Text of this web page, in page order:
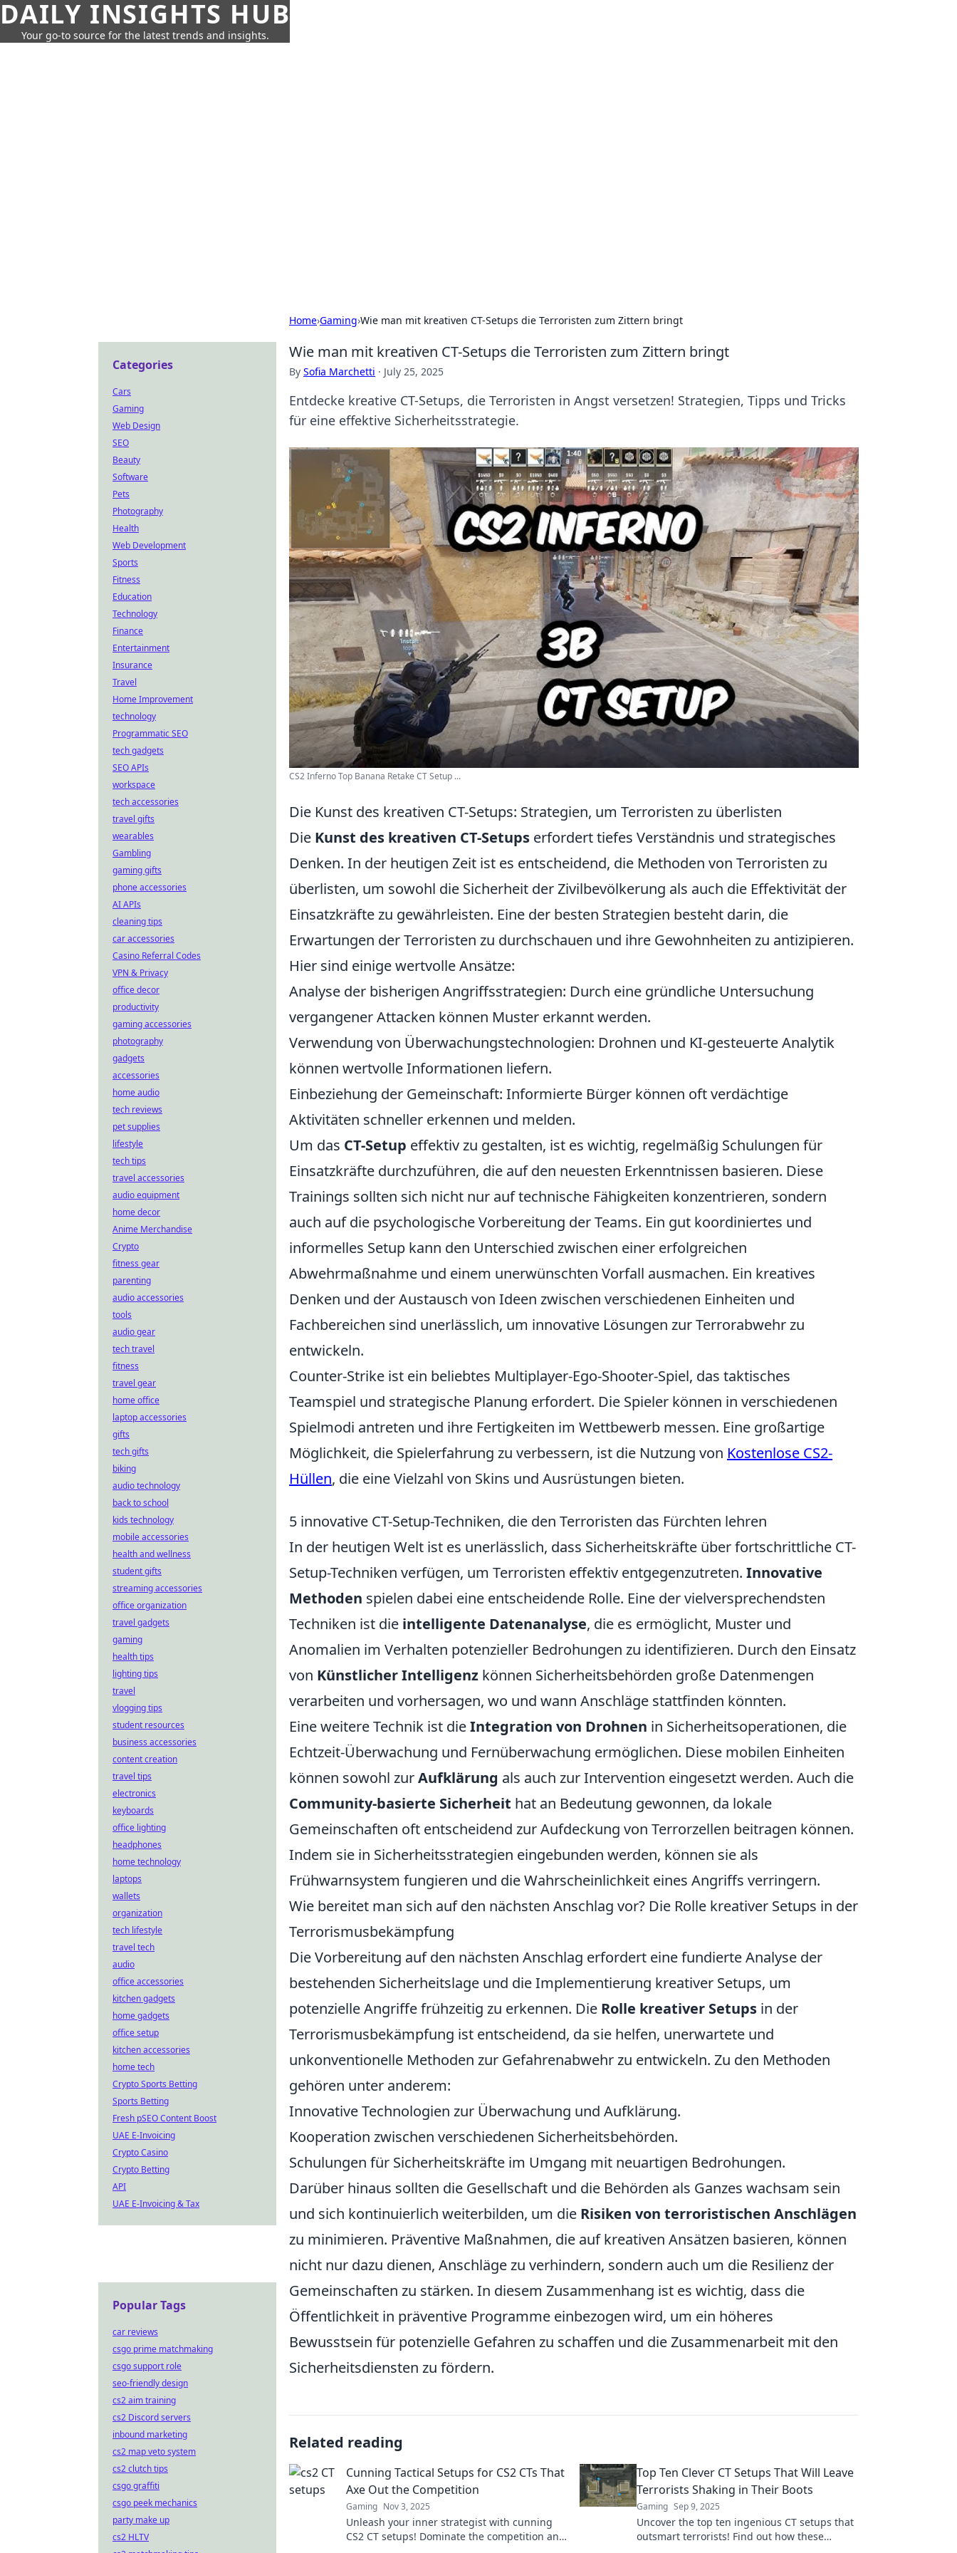
DAILY INSIGHTS HUB
Your go-to source for the latest trends and insights.
Home›Gaming›Wie man mit kreativen CT-Setups die Terroristen zum Zittern bringt
Wie man mit kreativen CT-Setups die Terroristen zum Zittern bringt
By Sofia Marchetti · July 25, 2025
Entdecke kreative CT-Setups, die Terroristen in Angst versetzen! Strategien, Tipps und Tricks
für eine effektive Sicherheitsstrategie.
CS2 Inferno Top Banana Retake CT Setup ...
Die Kunst des kreativen CT-Setups: Strategien, um Terroristen zu überlisten
Die Kunst des kreativen CT-Setups erfordert tiefes Verständnis und strategisches
Denken. In der heutigen Zeit ist es entscheidend, die Methoden von Terroristen zu
überlisten, um sowohl die Sicherheit der Zivilbevölkerung als auch die Effektivität der
Einsatzkräfte zu gewährleisten. Eine der besten Strategien besteht darin, die
Erwartungen der Terroristen zu durchschauen und ihre Gewohnheiten zu antizipieren.
Hier sind einige wertvolle Ansätze:
Analyse der bisherigen Angriffsstrategien: Durch eine gründliche Untersuchung
vergangener Attacken können Muster erkannt werden.
Verwendung von Überwachungstechnologien: Drohnen und KI-gesteuerte Analytik
können wertvolle Informationen liefern.
Einbeziehung der Gemeinschaft: Informierte Bürger können oft verdächtige
Aktivitäten schneller erkennen und melden.
Um das CT-Setup effektiv zu gestalten, ist es wichtig, regelmäßig Schulungen für
Einsatzkräfte durchzuführen, die auf den neuesten Erkenntnissen basieren. Diese
Trainings sollten sich nicht nur auf technische Fähigkeiten konzentrieren, sondern
auch auf die psychologische Vorbereitung der Teams. Ein gut koordiniertes und
informelles Setup kann den Unterschied zwischen einer erfolgreichen
Abwehrmaßnahme und einem unerwünschten Vorfall ausmachen. Ein kreatives
Denken und der Austausch von Ideen zwischen verschiedenen Einheiten und
Fachbereichen sind unerlässlich, um innovative Lösungen zur Terrorabwehr zu
entwickeln.
Counter-Strike ist ein beliebtes Multiplayer-Ego-Shooter-Spiel, das taktisches
Teamspiel und strategische Planung erfordert. Die Spieler können in verschiedenen
Spielmodi antreten und ihre Fertigkeiten im Wettbewerb messen. Eine großartige
Möglichkeit, die Spielerfahrung zu verbessern, ist die Nutzung von Kostenlose CS2-
Hüllen, die eine Vielzahl von Skins und Ausrüstungen bieten.
5 innovative CT-Setup-Techniken, die den Terroristen das Fürchten lehren
In der heutigen Welt ist es unerlässlich, dass Sicherheitskräfte über fortschrittliche CT-
Setup-Techniken verfügen, um Terroristen effektiv entgegenzutreten. Innovative
Methoden spielen dabei eine entscheidende Rolle. Eine der vielversprechendsten
Techniken ist die intelligente Datenanalyse, die es ermöglicht, Muster und
Anomalien im Verhalten potenzieller Bedrohungen zu identifizieren. Durch den Einsatz
von Künstlicher Intelligenz können Sicherheitsbehörden große Datenmengen
verarbeiten und vorhersagen, wo und wann Anschläge stattfinden könnten.
Eine weitere Technik ist dieIntegration von Drohnen in Sicherheitsoperationen, die
Echtzeit-Überwachung und Fernüberwachung ermöglichen. Diese mobilen Einheiten
können sowohl zurAufklärung als auch zur Intervention eingesetzt werden. Auch die
Community-basierte Sicherheit hat an Bedeutung gewonnen, da lokale
Gemeinschaften oft entscheidend zur Aufdeckung von Terrorzellen beitragen können.
Indem sie in Sicherheitsstrategien eingebunden werden, können sie als
Frühwarnsystem fungieren und die Wahrscheinlichkeit eines Angriffs verringern.
Wie bereitet man sich auf den nächsten Anschlag vor? Die Rolle kreativer Setups in der
Terrorismusbekämpfung
Die Vorbereitung auf den nächsten Anschlag erfordert eine fundierte Analyse der
bestehenden Sicherheitslage und die Implementierung kreativer Setups, um
potenzielle Angriffe frühzeitig zu erkennen. Die Rolle kreativer Setups in der
Terrorismusbekämpfung ist entscheidend, da sie helfen, unerwartete und
unkonventionelle Methoden zur Gefahrenabwehr zu entwickeln. Zu den Methoden
gehören unter anderem:
Innovative Technologien zur Überwachung und Aufklärung.
Kooperation zwischen verschiedenen Sicherheitsbehörden.
Schulungen für Sicherheitskräfte im Umgang mit neuartigen Bedrohungen.
Darüber hinaus sollten die Gesellschaft und die Behörden als Ganzes wachsam sein
und sich kontinuierlich weiterbilden, um die Risiken von terroristischen Anschlägen
zu minimieren. Präventive Maßnahmen, die auf kreativen Ansätzen basieren, können
nicht nur dazu dienen, Anschläge zu verhindern, sondern auch um die Resilienz der
Gemeinschaften zu stärken. In diesem Zusammenhang ist es wichtig, dass die
Öffentlichkeit in präventive Programme einbezogen wird, um ein höheres
Bewusstsein für potenzielle Gefahren zu schaffen und die Zusammenarbeit mit den
Sicherheitsdiensten zu fördern.
Related reading
Cunning Tactical Setups for CS2 CTs That
Axe Out the Competition
Gaming Nov 3, 2025
Unleash your inner strategist with cunning
CS2 CT setups! Dominate the competition and
Top Ten Clever CT Setups That Will Leave
Terrorists Shaking in Their Boots
Gaming Sep 9, 2025
Uncover the top ten ingenious CT setups that
outsmart terrorists! Find out how these
Categories
Cars
Gaming
Web Design
SEO
Beauty
Software
Pets
Photography
Health
Web Development
Sports
Fitness
Education
Technology
Finance
Entertainment
Insurance
Travel
Home Improvement
technology
Programmatic SEO
tech gadgets
SEO APIs
workspace
tech accessories
travel gifts
wearables
Gambling
gaming gifts
phone accessories
AI APIs
cleaning tips
car accessories
Casino Referral Codes
VPN & Privacy
office decor
productivity
gaming accessories
photography
gadgets
accessories
home audio
tech reviews
pet supplies
lifestyle
tech tips
travel accessories
audio equipment
home decor
Anime Merchandise
Crypto
fitness gear
parenting
audio accessories
tools
audio gear
tech travel
fitness
travel gear
home office
laptop accessories
gifts
tech gifts
biking
audio technology
back to school
kids technology
mobile accessories
health and wellness
student gifts
streaming accessories
office organization
travel gadgets
gaming
health tips
lighting tips
travel
vlogging tips
student resources
business accessories
content creation
travel tips
electronics
keyboards
office lighting
headphones
home technology
laptops
wallets
organization
tech lifestyle
travel tech
audio
office accessories
kitchen gadgets
home gadgets
office setup
kitchen accessories
home tech
Crypto Sports Betting
Sports Betting
Fresh pSEO Content Boost
UAE E-Invoicing
Crypto Casino
Crypto Betting
API
UAE E-Invoicing & Tax
Popular Tags
car reviews
csgo prime matchmaking
csgo support role
seo-friendly design
cs2 aim training
cs2 Discord servers
inbound marketing
cs2 map veto system
cs2 clutch tips
csgo graffiti
csgo peek mechanics
party make up
cs2 HLTV